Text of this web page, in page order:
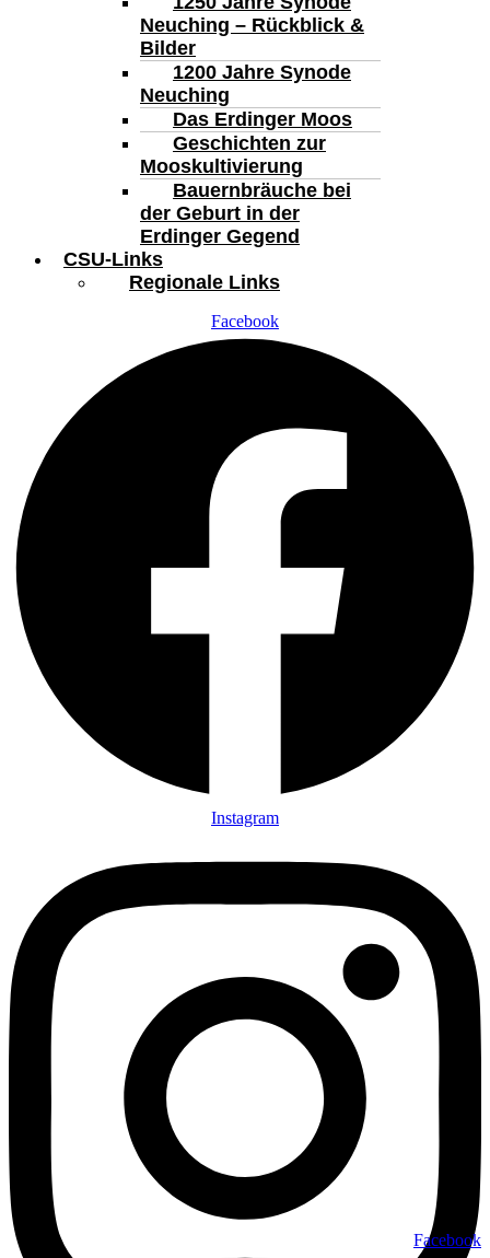
Neuching – Rückblick &
Bilder
1200 Jahre Synode
Neuching
Das Erdinger Moos
Geschichten zur
Mooskultivierung
Bauernbräuche bei
der Geburt in der
Erdinger Gegend
CSU-Links
Regionale Links
Facebook
Instagram
Facebook